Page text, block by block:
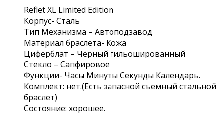
Reflet XL Limited Edition
Корпус- Сталь
Тип Механизма – Автоподзавод
Материал браслета- Кожа
Циферблат – Чёрный гильошированный
Стекло – Сапфировое
Функции- Часы Минуты Секунды Календарь.
Комплект: нет.(Есть запасной съемный стальной
браслет)
Состояние: хорошее.